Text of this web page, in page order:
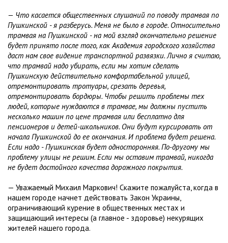
— Что касается общественных слушаний по поводу трамвая по
Пушкинской - я разберусь. Меня не было в городе. Относительно
трамвая на Пушкинской - на мой взгляд окончательно решение
будет принято после того, как Академия городского хозяйства
даст нам свое видение транспортной развязки. Лично я считаю,
что трамвай надо убирать, если мы хотим сделать
Пушкинскую действительно комфортабельной улицей,
отремонтировать тротуары, срезать деревья,
отремонтировать бордюры. Чтобы решить проблемы тех
людей, которые нуждаются в трамвае, мы должны пустить
несколько машин по цене трамвая или бесплатно для
пенсионеров и детей-школьников. Они будут курсировать от
начала Пушкинской до ее окончания. И проблема будет решена.
Если надо - Пушкинская будет односторонняя. По-другому мы
проблему улицы не решим. Если мы оставим трамвай, никогда
не будет достойного качества дорожного покрытия.
— Уважаемый Михаил Маркович! Скажите пожалуйста, когда в
нашем городе начнет действовать Закон Украины,
ограничивающий курение в общественных местах и
защищающий интересы (а главное - здоровье) некурящих
жителей нашего города.